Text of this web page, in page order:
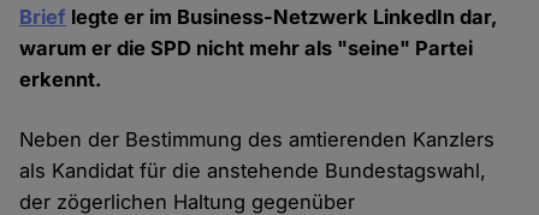
Brief legte er im Business-Netzwerk LinkedIn dar,
warum er die SPD nicht mehr als "seine" Partei
erkennt.
Neben der Bestimmung des amtierenden Kanzlers
als Kandidat für die anstehende Bundestagswahl,
der zögerlichen Haltung gegenüber